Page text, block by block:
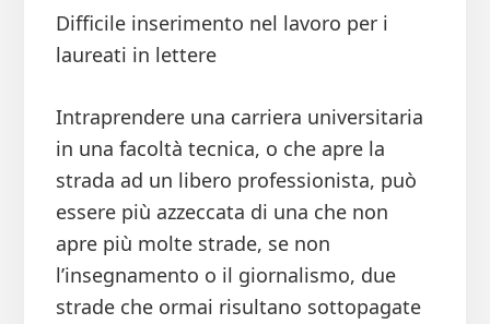
Difficile inserimento nel lavoro per i
laureati in lettere
Intraprendere una carriera universitaria
in una facoltà tecnica, o che apre la
strada ad un libero professionista, può
essere più azzeccata di una che non
apre più molte strade, se non
l’insegnamento o il giornalismo, due
strade che ormai risultano sottopagate